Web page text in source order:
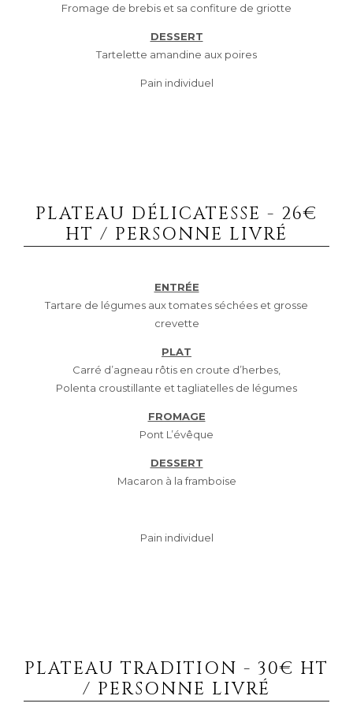
Fromage de brebis et sa confiture de griotte
DESSERT
Tartelette amandine aux poires
Pain individuel
PLATEAU DÉLICATESSE - 26€
HT / PERSONNE LIVRÉ
ENTRÉE
Tartare de légumes aux tomates séchées et grosse
crevette
PLAT
Carré d’agneau rôtis en croute d’herbes,
Polenta croustillante et tagliatelles de légumes
FROMAGE
Pont L’évêque
DESSERT
Macaron à la framboise
Pain individuel
PLATEAU TRADITION - 30€ HT
/ PERSONNE LIVRÉ